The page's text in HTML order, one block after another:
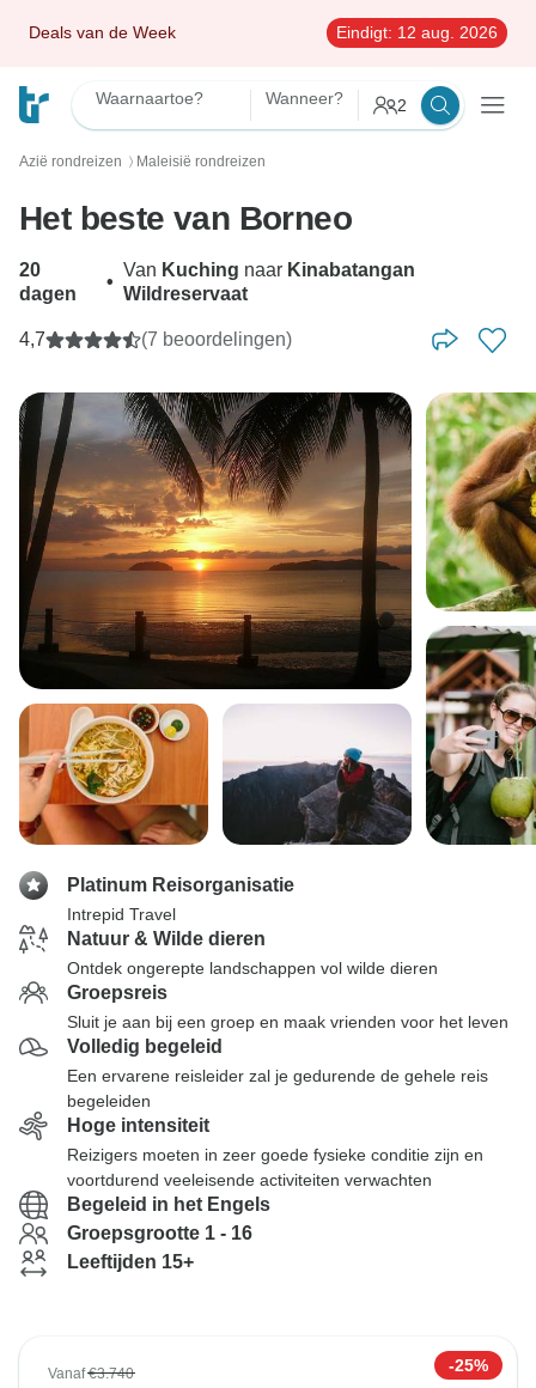
Deals van de Week Eindigt: 12 aug. 2026
Waarnaartoe? Wanneer? 2
Azië rondreizen 〉 Maleisië rondreizen
Het beste van Borneo
20
dagen
•
Van Kuching naar Kinabatangan
Wildreservaat
4,7 (7 beoordelingen)
Platinum Reisorganisatie
Intrepid Travel
Natuur & Wilde dieren
Ontdek ongerepte landschappen vol wilde dieren
Groepsreis
Sluit je aan bij een groep en maak vrienden voor het leven
Volledig begeleid
Een ervarene reisleider zal je gedurende de gehele reis
begeleiden
Hoge intensiteit
Reizigers moeten in zeer goede fysieke conditie zijn en
voortdurend veeleisende activiteiten verwachten
Begeleid in het Engels
Groepsgrootte 1 - 16
Leeftijden 15+
Vanaf€3.740 -25%